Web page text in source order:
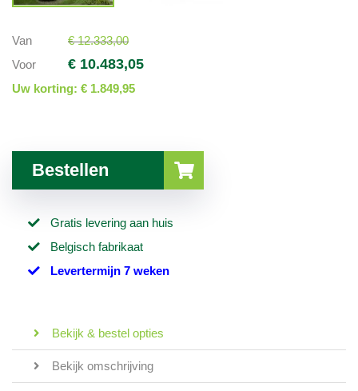
Van
€ 12.333,00
Voor
€ 10.483,05
Uw korting: € 1.849,95
Bestellen
Gratis levering aan huis
Belgisch fabrikaat
Levertermijn 7 weken
Bekijk & bestel opties
Bekijk omschrijving